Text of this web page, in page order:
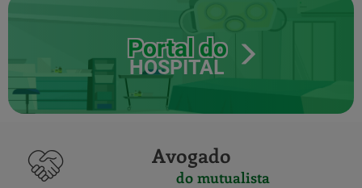
Portal do
HOSPITAL
Avogado
do mutualista